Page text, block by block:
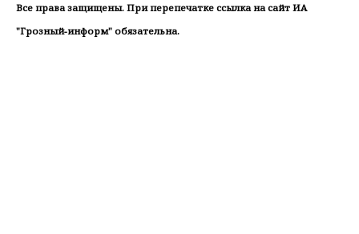
Все права защищены. При перепечатке ссылка на сайт ИА
"Грозный-информ" обязательна.